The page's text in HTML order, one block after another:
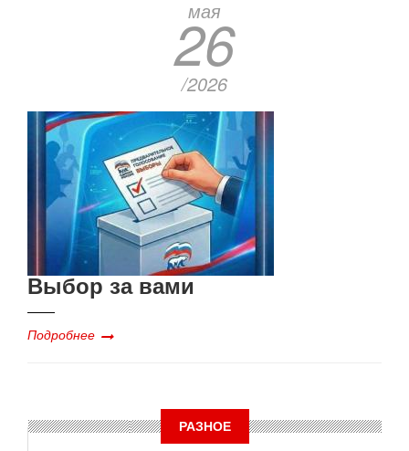
мая
26
/2026
Выбор за вами
Подробнее
РАЗНОЕ